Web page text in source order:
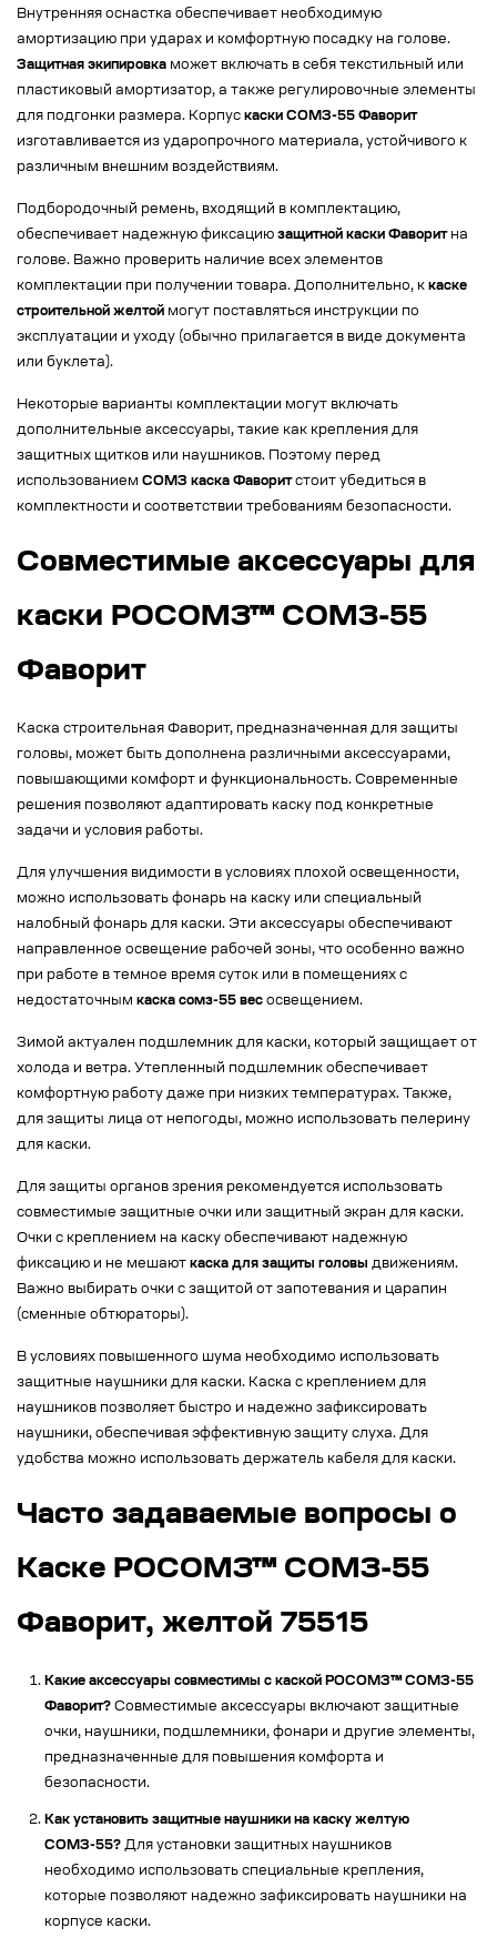
Внутренняя оснастка обеспечивает необходимую
амортизацию при ударах и комфортную посадку на голове.
Защитная экипировка может включать в себя текстильный или
пластиковый амортизатор, а также регулировочные элементы
для подгонки размера. Корпус каски СОМЗ-55 Фаворит
изготавливается из ударопрочного материала, устойчивого к
различным внешним воздействиям.
Подбородочный ремень, входящий в комплектацию,
обеспечивает надежную фиксацию защитной каски Фаворитна
голове. Важно проверить наличие всех элементов
комплектации при получении товара. Дополнительно, к каске
строительной желтой могут поставляться инструкции по
эксплуатации и уходу (обычно прилагается в виде документа
или буклета).
Некоторые варианты комплектации могут включать
дополнительные аксессуары, такие как крепления для
защитных щитков или наушников. Поэтому перед
использованием СОМЗ каска Фаворитстоит убедиться в
комплектности и соответствии требованиям безопасности.
Совместимые аксессуары для
каски РОСОМЗ™ СОМЗ-55
Фаворит
Каска строительная Фаворит, предназначенная для защиты
головы, может быть дополнена различными аксессуарами,
повышающими комфорт и функциональность. Современные
решения позволяют адаптировать каску под конкретные
задачи и условия работы.
Для улучшения видимости в условиях плохой освещенности,
можно использовать фонарь на каску или специальный
налобный фонарь для каски. Эти аксессуары обеспечивают
направленное освещение рабочей зоны, что особенно важно
при работе в темное время суток или в помещениях с
недостаточным каска сомз-55 вес освещением.
Зимой актуален подшлемник для каски, который защищает от
холода и ветра. Утепленный подшлемник обеспечивает
комфортную работу даже при низких температурах. Также,
для защиты лица от непогоды, можно использовать пелерину
для каски.
Для защиты органов зрения рекомендуется использовать
совместимые защитные очки или защитный экран для каски.
Очки с креплением на каску обеспечивают надежную
фиксацию и не мешают каска для защиты головы движениям.
Важно выбирать очки с защитой от запотевания и царапин
(сменные обтюраторы).
В условиях повышенного шума необходимо использовать
защитные наушники для каски. Каска с креплением для
наушников позволяет быстро и надежно зафиксировать
наушники, обеспечивая эффективную защиту слуха. Для
удобства можно использовать держатель кабеля для каски.
Часто задаваемые вопросы о
Каске РОСОМЗ™ СОМЗ-55
Фаворит, желтой 75515
Какие аксессуары совместимы с каской РОСОМЗ™ СОМЗ-55
Фаворит? Совместимые аксессуары включают защитные
очки, наушники, подшлемники, фонари и другие элементы,
предназначенные для повышения комфорта и
безопасности.
Как установить защитные наушники на каску желтую
СОМЗ-55? Для установки защитных наушников
необходимо использовать специальные крепления,
которые позволяют надежно зафиксировать наушники на
корпусе каски.